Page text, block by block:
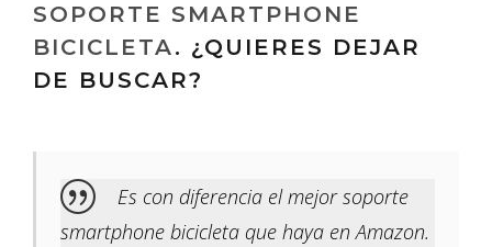
SOPORTE SMARTPHONE
BICICLETA. ¿QUIERES DEJAR
DE BUSCAR?
Es con diferencia el mejor soporte
smartphone bicicleta que haya en Amazon.